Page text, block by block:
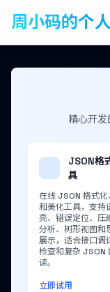
周小码的个
精心开
JSON格
具
在线 JSON 格式
和美化工具，支持
亮、错误定位、压
分析、树形视图和
展示，适合接口调
检查和复杂 JSON
读。
立即试用